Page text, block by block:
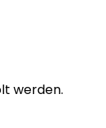
werden.